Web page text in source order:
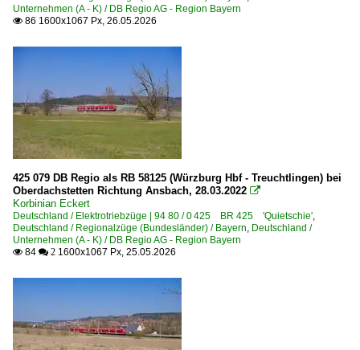
Unternehmen (A - K) / DB Regio AG - Region Bayern
 86 1600x1067 Px, 26.05.2026
425 079 DB Regio als RB 58125 (Würzburg Hbf - Treuchtlingen) bei
Oberdachstetten Richtung Ansbach, 28.03.2022 
Korbinian Eckert
Deutschland / Elektrotriebzüge | 94 80 / 0 425 BR 425 'Quietschie',
Deutschland / Regionalzüge (Bundesländer) / Bayern, Deutschland /
Unternehmen (A - K) / DB Regio AG - Region Bayern
 84  2 1600x1067 Px, 25.05.2026